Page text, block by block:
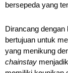
bersepeda yang
Dirancang
bertujuan untuk
yang menikung
chainstay